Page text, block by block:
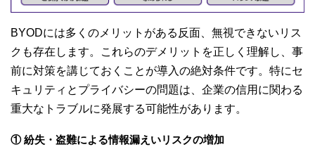
BYODには多くのメリットがある反面、無視できないリス
クも存在します。これらのデメリットを正しく理解し、事
前に対策を講じておくことが導入の絶対条件です。特にセ
キュリティとプライバシーの問題は、企業の信用に関わる
重大なトラブルに発展する可能性があります。
① 紛失・盗難による情報漏えいリスクの増加